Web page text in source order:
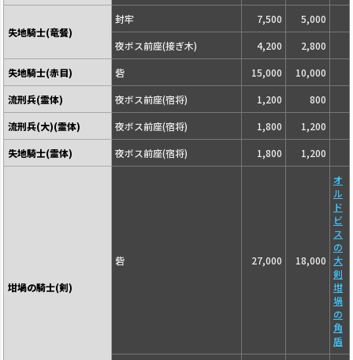
失地騎士(竜餐)
封牢 7,500
5,000
夜ボス前座(接ぎ木)
4,200
2,800
失地騎士(赤目)
砦 15,000
10,000
流刑兵(霊体)
夜ボス前座(宿将) 1,200
800
流刑兵(大)(霊体)
夜ボス前座(宿将) 1,800
1,200
失地騎士(霊体)
夜ボス前座(宿将) 1,800 1,200
坩堝の騎士(剣)
砦 27,000 18,000
オ
ル
ド
ビ
ス
の
大
剣
坩
堝
の
角
盾